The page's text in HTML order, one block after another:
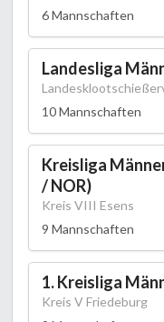
6 Mannschaften
Landesliga
10 Mannschaften
Kreisliga
/ NOR)
Kreis VIII Esens
9 Mannschaften
1. Kreisliga
Kreis V Friedeburg